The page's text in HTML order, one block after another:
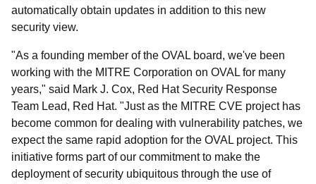
automatically obtain updates in addition to this new
security view.
"As a founding member of the OVAL board, we've been
working with the MITRE Corporation on OVAL for many
years," said Mark J. Cox, Red Hat Security Response
Team Lead, Red Hat. "Just as the MITRE CVE project has
become common for dealing with vulnerability patches, we
expect the same rapid adoption for the OVAL project. This
initiative forms part of our commitment to make the
deployment of security ubiquitous through the use of